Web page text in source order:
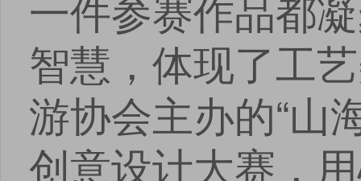
智慧，体现了工
游协会主办的“山
创意设计大赛，